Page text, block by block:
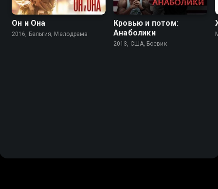
Он и Она
2016, Бельгия, Мелодрама
Кровью и потом:
Анаболики
2013, США, Боевик